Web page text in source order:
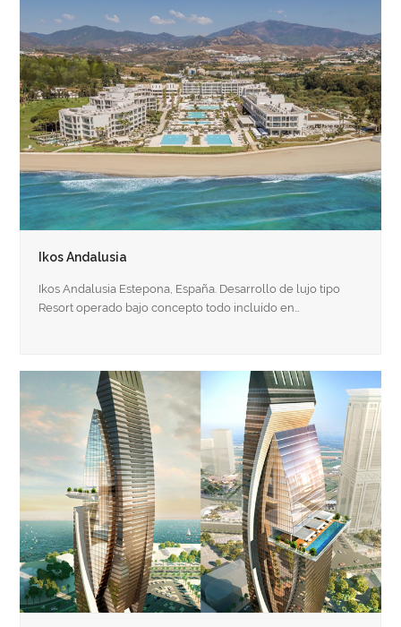
Ikos Andalusia
Ikos Andalusia Estepona, España. Desarrollo de lujo tipo
Resort operado bajo concepto todo incluído en…